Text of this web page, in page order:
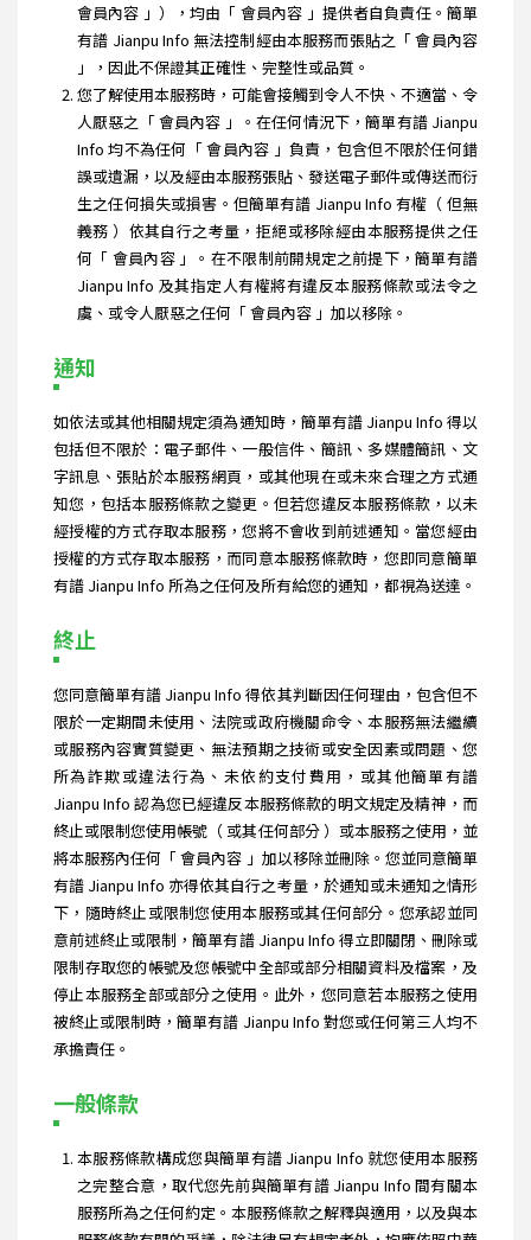
會員內容 」），均由「 會員內容 」提供者自負責任。簡單
有譜 Jianpu Info 無法控制經由本服務而張貼之「 會員內容
」，因此不保證其正確性、完整性或品質。
您了解使用本服務時，可能會接觸到令人不快、不適當、令
人厭惡之「 會員內容 」。在任何情況下，簡單有譜 Jianpu
Info 均不為任何「 會員內容 」負責，包含但不限於任何錯
誤或遺漏，以及經由本服務張貼、發送電子郵件或傳送而衍
生之任何損失或損害。但簡單有譜 Jianpu Info 有權（ 但無
義務 ）依其自行之考量，拒絕或移除經由本服務提供之任
何「 會員內容 」。在不限制前開規定之前提下，簡單有譜
Jianpu Info 及其指定人有權將有違反本服務條款或法令之
虞、或令人厭惡之任何「 會員內容 」加以移除。
通知
如依法或其他相關規定須為通知時，簡單有譜 Jianpu Info 得以
包括但不限於：電子郵件、一般信件、簡訊、多媒體簡訊、文
字訊息、張貼於本服務網頁，或其他現在或未來合理之方式通
知您，包括本服務條款之變更。但若您違反本服務條款，以未
經授權的方式存取本服務，您將不會收到前述通知。當您經由
授權的方式存取本服務，而同意本服務條款時，您即同意簡單
有譜 Jianpu Info 所為之任何及所有給您的通知，都視為送達。
終止
您同意簡單有譜 Jianpu Info 得依其判斷因任何理由，包含但不
限於一定期間未使用、法院或政府機關命令、本服務無法繼續
或服務內容實質變更、無法預期之技術或安全因素或問題、您
所為詐欺或違法行為、未依約支付費用，或其他簡單有譜
Jianpu Info 認為您已經違反本服務條款的明文規定及精神，而
終止或限制您使用帳號（ 或其任何部分 ）或本服務之使用，並
將本服務內任何「 會員內容 」加以移除並刪除。您並同意簡單
有譜 Jianpu Info 亦得依其自行之考量，於通知或未通知之情形
下，隨時終止或限制您使用本服務或其任何部分。您承認並同
意前述終止或限制，簡單有譜 Jianpu Info 得立即關閉、刪除或
限制存取您的帳號及您帳號中全部或部分相關資料及檔案，及
停止本服務全部或部分之使用。此外，您同意若本服務之使用
被終止或限制時，簡單有譜 Jianpu Info 對您或任何第三人均不
承擔責任。
一般條款
本服務條款構成您與簡單有譜 Jianpu Info 就您使用本服務
之完整合意，取代您先前與簡單有譜 Jianpu Info 間有關本
服務所為之任何約定。本服務條款之解釋與適用，以及與本